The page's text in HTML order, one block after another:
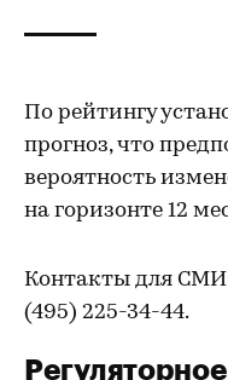
По рейтингу
прогноз, что
вероятность
на горизонте 12
Контакты для
(495) 225-34-44.